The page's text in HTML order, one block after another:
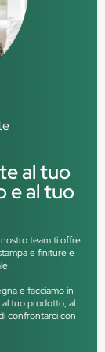
al tuo
e al tuo
team ti offre
e finiture e
e facciamo in
tuo prodotto, al
confrontarci con